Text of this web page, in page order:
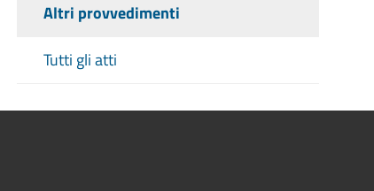
Altri provvedimenti
Tutti gli atti